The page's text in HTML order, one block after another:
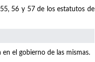
56 y 57 de los estatutos de
el gobierno de las mismas.